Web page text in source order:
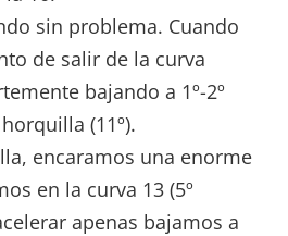
sin problema. Cuando
de salir de la curva
bajando a 1º-2º
(11º).
encaramos una enorme
en la curva 13 (5º
apenas bajamos a